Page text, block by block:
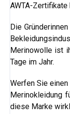
AWTA-
Die
Merinowolle ist
Tage im Jahr.
Werfen Sie
Merinokleidung
diese Marke